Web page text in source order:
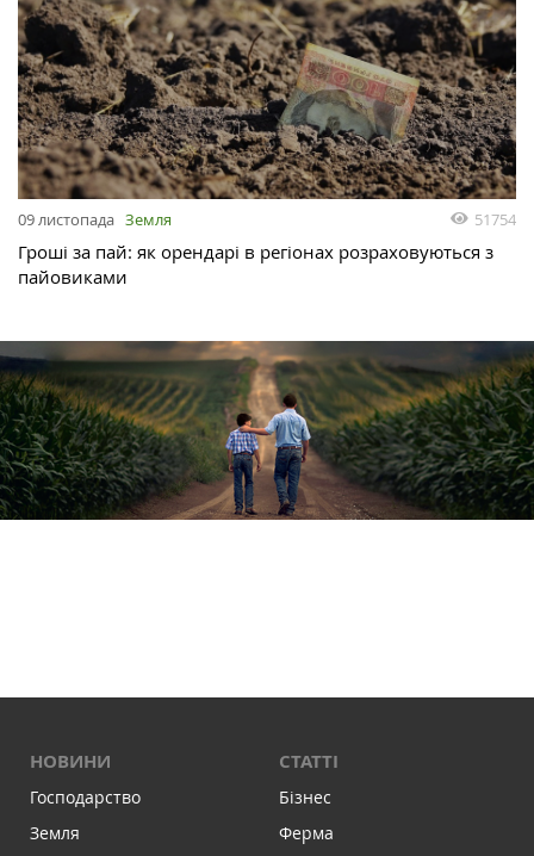
09 листопада Земля 51754
Гроші за пай: як орендарі в регіонах розраховуються з
пайовиками
НОВИНИ
Господарство
Земля
СТАТТІ
Бізнес
Ферма